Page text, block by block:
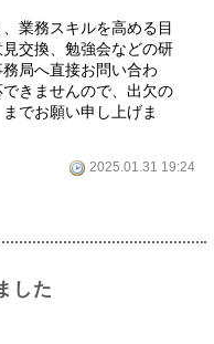
業務スキルを高める目
交換、勉強会などの研
局へ直接お問い合わ
きませんので、出欠の
でお願い申し上げま
2025.01.31 19:24
した